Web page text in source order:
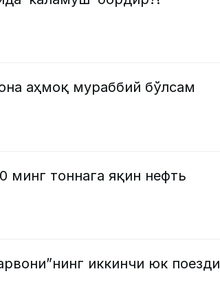
аҳмоқ мураббий бўлсам
минг тоннага яқин нефть
иккинчи юк поезди